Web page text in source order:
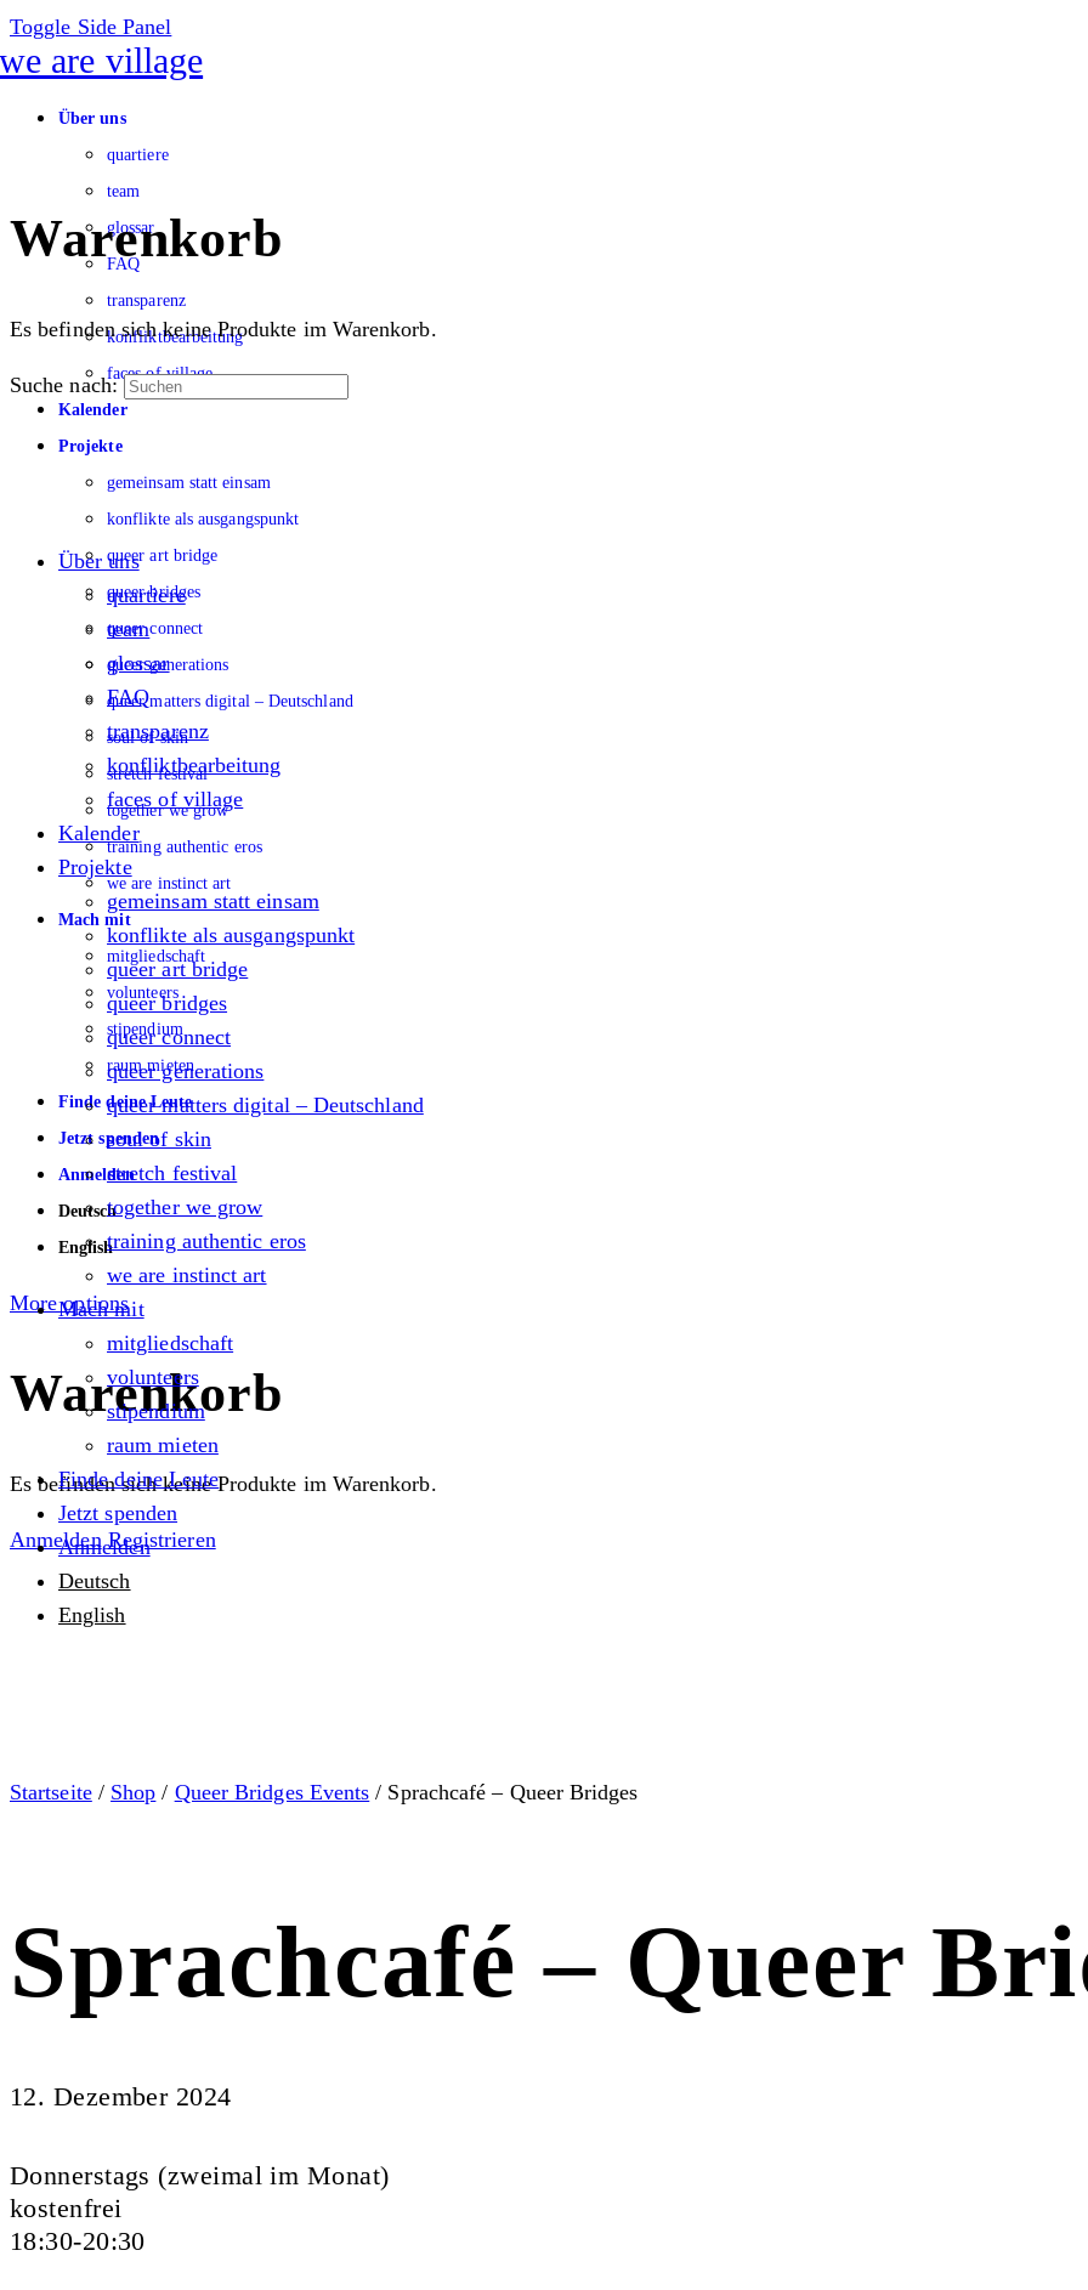
Toggle Side Panel
Über uns
quartiere
team
glossar
FAQ
transparenz
konfliktbearbeitung
faces of village
Kalender
Projekte
gemeinsam statt einsam
konflikte als ausgangspunkt
queer art bridge
queer bridges
queer connect
queer generations
queer matters digital – Deutschland
soul of skin
stretch festival
together we grow
training authentic eros
we are instinct art
Mach mit
mitgliedschaft
volunteers
stipendium
raum mieten
Finde deine Leute
Jetzt spenden
Anmelden
Deutsch
English
More options
Warenkorb
Es befinden sich keine Produkte im Warenkorb.
Anmelden Registrieren
Warenkorb
Es befinden sich keine Produkte im Warenkorb.
Suche nach:
Über uns
quartiere
team
glossar
FAQ
transparenz
konfliktbearbeitung
faces of village
Kalender
Projekte
gemeinsam statt einsam
konflikte als ausgangspunkt
queer art bridge
queer bridges
queer connect
queer generations
queer matters digital – Deutschland
soul of skin
stretch festival
together we grow
training authentic eros
we are instinct art
Mach mit
mitgliedschaft
volunteers
stipendium
raum mieten
Finde deine Leute
Jetzt spenden
Anmelden
Deutsch
English
Startseite/ Shop / Queer Bridges Events / Sprachcafé – Queer Bridges
Sprachcafé – Queer
12. Dezember 2024
Donnerstags (zweimal im Monat)
kostenfrei
18:30-20:30